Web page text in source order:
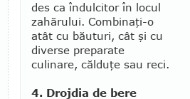
des ca îndulcitor în locul
zahărului. Combinaţi-o
atât cu băuturi, cât şi cu
diverse preparate
culinare, călduţe sau reci.
4. Drojdia de bere